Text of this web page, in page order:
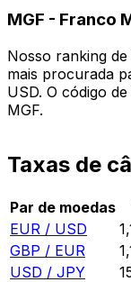
MGF - Franco
Nosso ranking
mais procurada
USD. O código
MGF.
Taxas de
Par de moedas
EUR / USD
GBP / EUR
USD / JPY